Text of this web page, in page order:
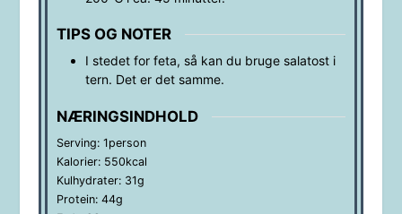
TIPS OG NOTER
I stedet for feta, så kan du bruge salatost i
tern. Det er det samme.
NÆRINGSINDHOLD
Serving: 1person
Kalorier: 550kcal
Kulhydrater: 31g
Protein: 44g